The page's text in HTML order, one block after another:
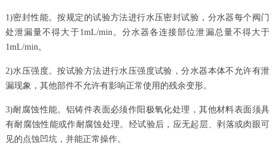
1)密封性能。按规定的试验方法进行水压密封试验，分水器每个阀门
处泄漏量不得大于1mL/min。分水器各连接部位泄漏总量不得大于
1mL/min。
2)水压强度。按试验方法进行水压强度试验，分水器本体不允许有泄
漏现象，其他部件不允许有影响正常使用的残余变形。
3)耐腐蚀性能。铝铸件表面必须作阳极氧化处理，其他材料表面须具
有耐腐蚀性能或作耐腐蚀处理。经试验后，应无起层、剥落或肉眼可
见的点蚀凹坑，并能正常操作。